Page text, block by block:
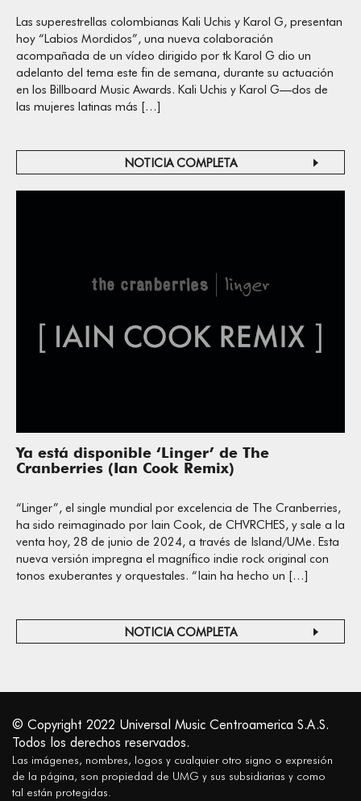
Las superestrellas colombianas Kali Uchis y Karol G, presentan
hoy “Labios Mordidos”, una nueva colaboración
acompañada de un vídeo dirigido por tk Karol G dio un
adelanto del tema este fin de semana, durante su actuación
en los Billboard Music Awards. Kali Uchis y Karol G—dos de
las mujeres latinas más […]
NOTICIA COMPLETA
Ya está disponible ‘Linger’ de The
Cranberries (Ian Cook Remix)
“Linger”, el single mundial por excelencia de The Cranberries,
ha sido reimaginado por Iain Cook, de CHVRCHES, y sale a la
venta hoy, 28 de junio de 2024, a través de Island/UMe. Esta
nueva versión impregna el magnífico indie rock original con
tonos exuberantes y orquestales. “Iain ha hecho un […]
NOTICIA COMPLETA
© Copyright 2022 Universal Music Centroamerica S.A.S.
Todos los derechos reservados.
Las imágenes, nombres, logos y cualquier otro signo o expresión
de la página, son propiedad de UMG y sus subsidiarias y como
tal están protegidas.